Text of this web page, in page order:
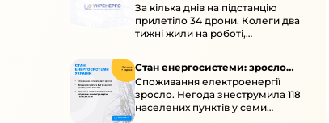
окупація
За кілька днів на підстанцію
прилетіло 34 дрони. Колеги два
тижні жили на роботі,
Стан енергосистеми: зросло
споживання через негоду
Споживання електроенергії
зросло. Негода знеструмила 118
населених пунктів у семи
областях. Обмежте